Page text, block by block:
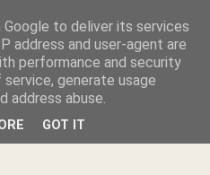
de
to deliver its services
address and user-agent are
performance and security
generate usage
address abuse.
GOT IT